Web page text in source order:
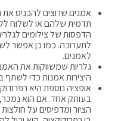
אמנים שרוצים להכניס
תדמית שלהם או לשלוח
הדפסות של צילומים
לתערוכה. כמו כן אפשר
לאמנים.
גלריות שמשווקות את
היצירות אמנות כדי
אופציה נוספת היא
בעותק אחד. אם הוא
הציור ומדפיסים על